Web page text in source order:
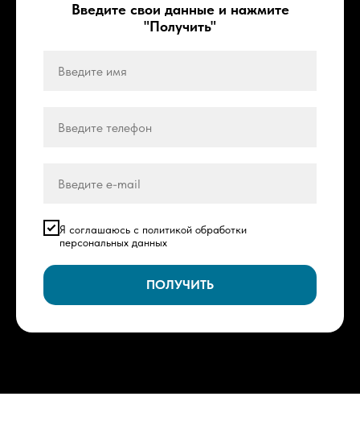
Введите свои данные и нажмите
"Получить"
Я соглашаюсь с политикой обработки
персональных данных
ПОЛУЧИТЬ